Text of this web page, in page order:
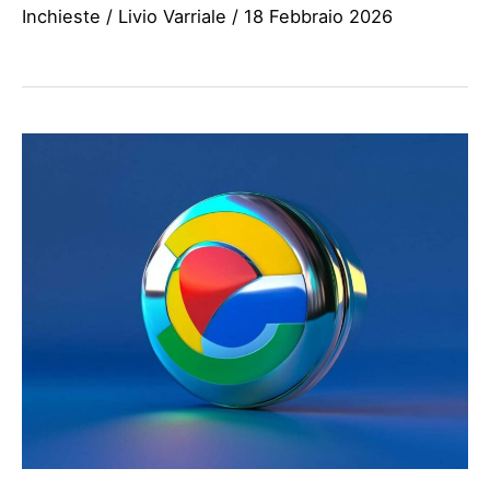
Inchieste / Livio Varriale / 18 Febbraio 2026